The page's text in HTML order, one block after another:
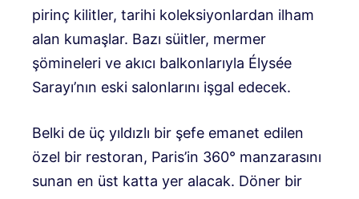
pirinç kilitler, tarihi koleksiyonlardan ilham
alan kumaşlar. Bazı süitler, mermer
şömineleri ve akıcı balkonlarıyla Élysée
Sarayı’nın eski salonlarını işgal edecek.
Belki de üç yıldızlı bir şefe emanet edilen
özel bir restoran, Paris’in 360° manzarasını
sunan en üst katta yer alacak. Döner bir